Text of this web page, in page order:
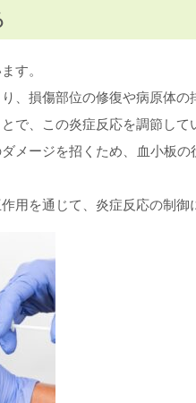
す。
、損傷部位の修復や病原体の
で、この炎症反応を調節して
メージを招くため、血小板
用を通じて、炎症反応の制御